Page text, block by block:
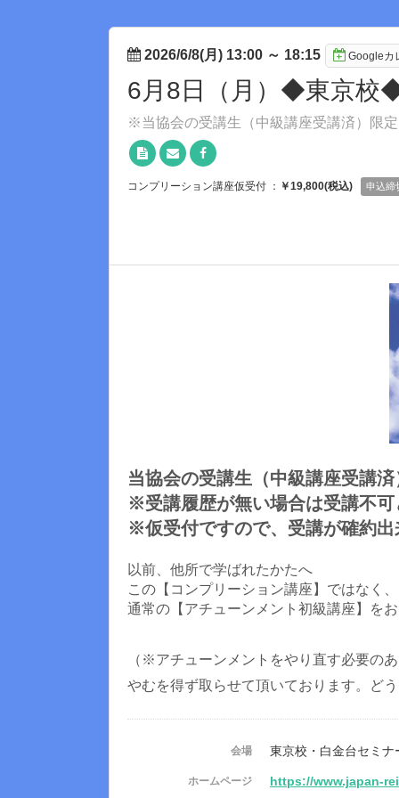
2026/6/8(月) 13:00 ～ 18:15 Googleカ
6月8日（月）◆東京校
※当協会の受講生（中級講座受講済）限
コンプリーション講座仮受付 ： ￥19,800(税込) 申込締
当協会の受講生（中級講座受講
※受講履歴が無い場合は受講不可
※仮受付ですので、受講が確約
以前、他所で学ばれたかたへ
この【コンプリーション講座】ではなく、
通常の【アチューンメント初級講座】を
（※アチューンメントをやり直す必要の
やむを得ず取らせて頂いております。ど
会場 東京校・白金台セミナ
ホームページ https://www.japan-